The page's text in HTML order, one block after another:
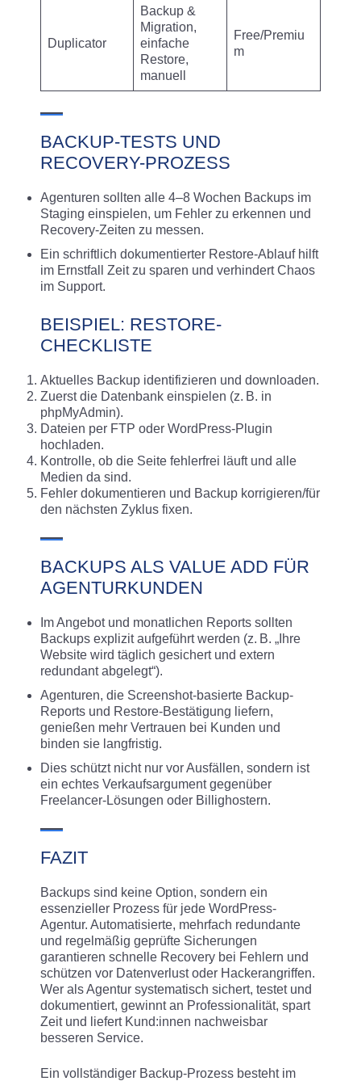
Duplicator
Backup &
Migration,
einfache
Restore,
manuell
Free/Premiu
m
BACKUP-TESTS UND
RECOVERY-PROZESS
Agenturen sollten alle 4–8 Wochen Backups im
Staging einspielen, um Fehler zu erkennen und
Recovery-Zeiten zu messen.
Ein schriftlich dokumentierter Restore-Ablauf hilft
im Ernstfall Zeit zu sparen und verhindert Chaos
im Support.
BEISPIEL: RESTORE-
CHECKLISTE
Aktuelles Backup identifizieren und downloaden.
Zuerst die Datenbank einspielen (z. B. in
phpMyAdmin).
Dateien per FTP oder WordPress-Plugin
hochladen.
Kontrolle, ob die Seite fehlerfrei läuft und alle
Medien da sind.
Fehler dokumentieren und Backup korrigieren/für
den nächsten Zyklus fixen.
BACKUPS ALS VALUE ADD FÜR
AGENTURKUNDEN
Im Angebot und monatlichen Reports sollten
Backups explizit aufgeführt werden (z. B. „Ihre
Website wird täglich gesichert und extern
redundant abgelegt“).
Agenturen, die Screenshot-basierte Backup-
Reports und Restore-Bestätigung liefern,
genießen mehr Vertrauen bei Kunden und
binden sie langfristig.
Dies schützt nicht nur vor Ausfällen, sondern ist
ein echtes Verkaufsargument gegenüber
Freelancer-Lösungen oder Billighostern.
FAZIT
Backups sind keine Option, sondern ein
essenzieller Prozess für jede WordPress-
Agentur. Automatisierte, mehrfach redundante
und regelmäßig geprüfte Sicherungen
garantieren schnelle Recovery bei Fehlern und
schützen vor Datenverlust oder Hackerangriffen.
Wer als Agentur systematisch sichert, testet und
dokumentiert, gewinnt an Professionalität, spart
Zeit und liefert Kund:innen nachweisbar
besseren Service.
Ein vollständiger Backup-Prozess besteht im